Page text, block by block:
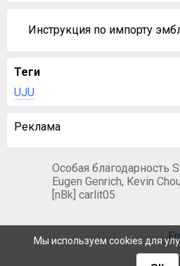
Мы используем cookies для
Инструкция по импорту
Теги
UJU
Реклама
Особая благодарность
Eugen Genrich, Kevin
[nBk] carlit05